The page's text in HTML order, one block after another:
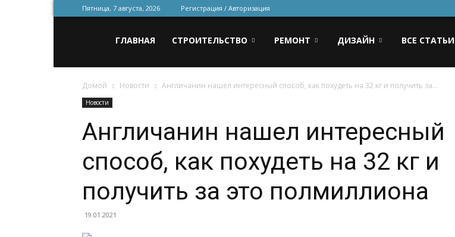
Пятница, 7 августа, 2026 Регистрация / Авторизация
для
строительства
ремонта
ГЛАВНАЯ СТРОИТЕЛЬСТВО РЕМОНТ ДИЗАЙН ВСЕ СТАТЬИ
Домой Новости Англичанин нашел интересный способ, как похудеть на 32 кг и получить за...
Новости
Англичанин нашел интересный
способ, как похудеть на 32 кг и
получить за это полмиллиона
19.01.2021